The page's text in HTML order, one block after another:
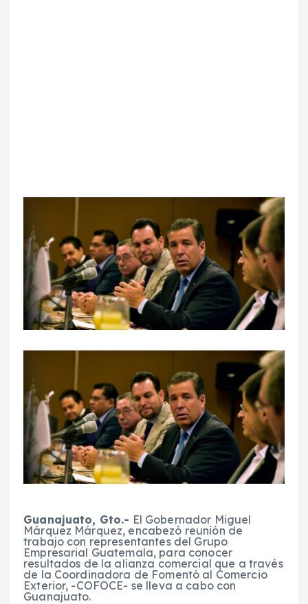
Guanajuato, Gto.- El Gobernador Miguel
Márquez Márquez, encabezó reunión de
trabajo con representantes del Grupo
Empresarial Guatemala, para conocer
resultados de la alianza comercial que a través
de la Coordinadora de Fomentó al Comercio
Exterior, -COFOCE- se lleva a cabo con
Guanajuato.